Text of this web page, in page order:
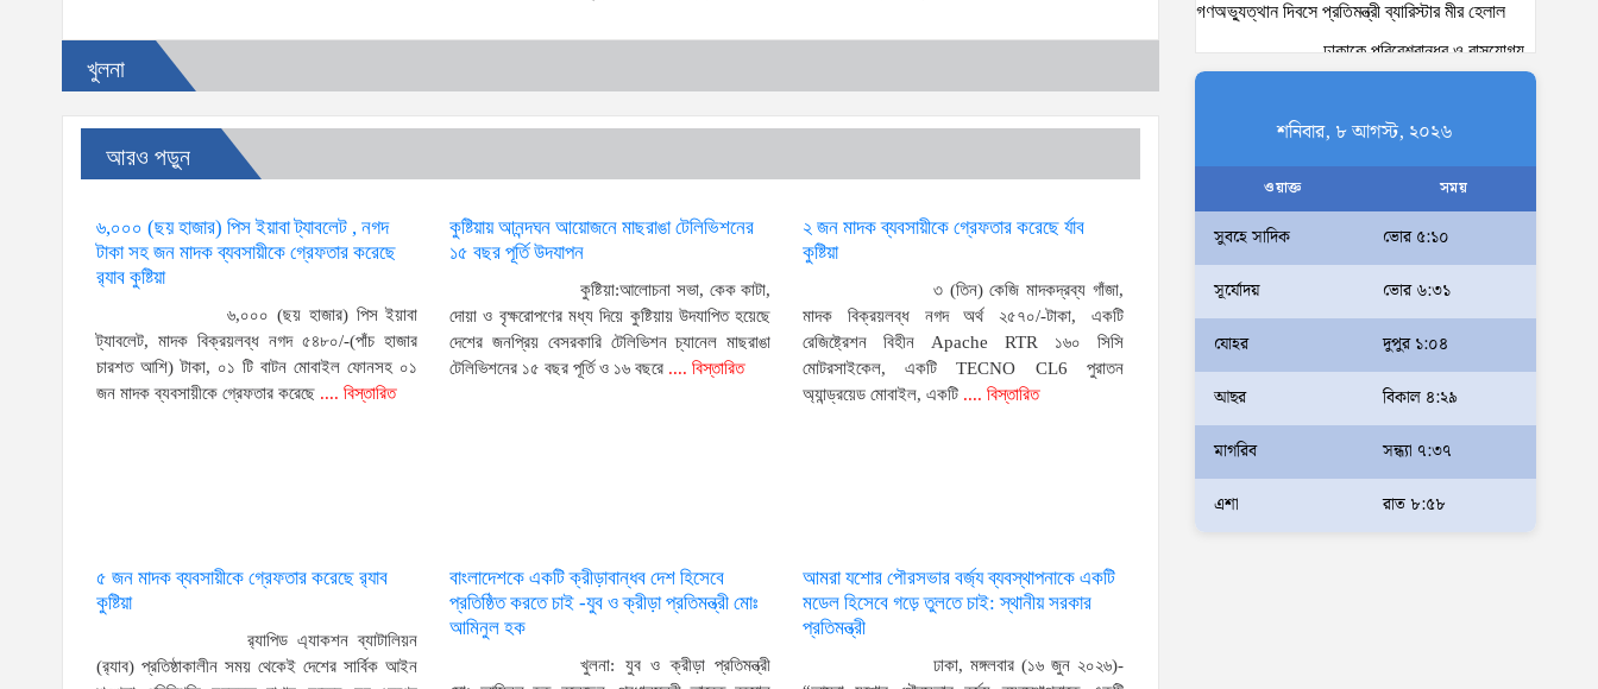
খুলনা
আরও পড়ুন
৬,০০০ (ছয় হাজার) পিস ইয়াবা ট্যাবলেট , নগদ
টাকা সহ জন মাদক ব্যবসায়ীকে গ্রেফতার করেছে
র‌্যাব কুষ্টিয়া
৬,০০০ (ছয় হাজার) পিস ইয়াবা
ট্যাবলেট, মাদক বিক্রয়লব্ধ নগদ ৫৪৮০/-(পাঁচ হাজার
চারশত আশি) টাকা, ০১ টি বাটন মোবাইল ফোনসহ ০১
জন মাদক ব্যবসায়ীকে গ্রেফতার করেছে .... বিস্তারিত
কুষ্টিয়ায় আনন্দঘন আয়োজনে মাছরাঙা টেলিভিশনের
১৫ বছর পূর্তি উদযাপন
কুষ্টিয়া:আলোচনা সভা, কেক কাটা,
দোয়া ও বৃক্ষরোপণের মধ্য দিয়ে কুষ্টিয়ায় উদযাপিত হয়েছে
দেশের জনপ্রিয় বেসরকারি টেলিভিশন চ্যানেল মাছরাঙা
টেলিভিশনের ১৫ বছর পূর্তি ও ১৬ বছরে .... বিস্তারিত
২ জন মাদক ব্যবসায়ীকে গ্রেফতার করেছে র্যাব
কুষ্টিয়া
৩ (তিন) কেজি মাদকদ্রব্য গাঁজা,
মাদক বিক্রয়লব্ধ নগদ অর্থ ২৫৭০/-টাকা, একটি
রেজিষ্ট্রেশন বিহীন Apache RTR ১৬০ সিসি
মোটরসাইকেল, একটি TECNO CL6 পুরাতন
অ্যান্ড্রয়েড মোবাইল, একটি.... বিস্তারিত
৫ জন মাদক ব্যবসায়ীকে গ্রেফতার করেছে র‌্যাব
কুষ্টিয়া
র‌্যাপিড এ্যাকশন ব্যাটালিয়ন
(র‌্যাব) প্রতিষ্ঠাকালীন সময় থেকেই দেশের সার্বিক আইন
বাংলাদেশকে একটি ক্রীড়াবান্ধব দেশ হিসেবে
প্রতিষ্ঠিত করতে চাই -যুব ও ক্রীড়া প্রতিমন্ত্রী মোঃ
আমিনুল হক
খুলনা: যুব ও ক্রীড়া প্রতিমন্ত্রী
আমরা যশোর পৌরসভার বর্জ্য ব্যবস্থাপনাকে একটি
মডেল হিসেবে গড়ে তুলতে চাই: স্থানীয় সরকার
প্রতিমন্ত্রী
ঢাকা, মঙ্গলবার (১৬ জুন ২০২৬)-
গণঅভ্যুত্থান দিবসে প্রতিমন্ত্রী ব্যারিস্টার মীর হেলাল
ঢাকাকে পরিবেশবান্ধব ও বাসযোগ্য
নাগরিকদের দায়িত্বশীল ভূমিকা
ব্যারিস্টার মীর হেলাল
কার্যকর উদ্যোগ নেয়ার আহ্বান
পার্বত্য প্রতিমন্ত্রীর
খুনের মামলায় গ্রেপ্তার তার স্বামী
শনিবার, ৮ আগস্ট, ২০২৬
ওয়াক্ত সময়
সুবহে সাদিক ভোর ৫:১০
সূর্যোদয় ভোর ৬:৩১
যোহর দুপুর ১:০৪
আছর বিকাল ৪:২৯
মাগরিব সন্ধ্যা ৭:৩৭
এশা রাত ৮:৫৮